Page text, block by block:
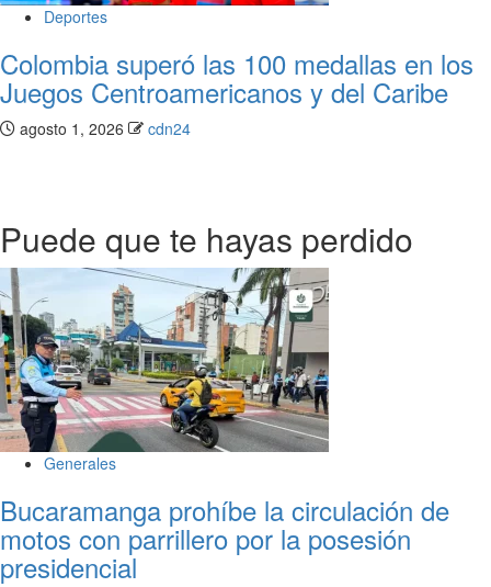
Deportes
Colombia superó las 100 medallas en los
Juegos Centroamericanos y del Caribe
agosto 1, 2026 cdn24
Puede que te hayas perdido
Generales
Bucaramanga prohíbe la circulación de
motos con parrillero por la posesión
presidencial